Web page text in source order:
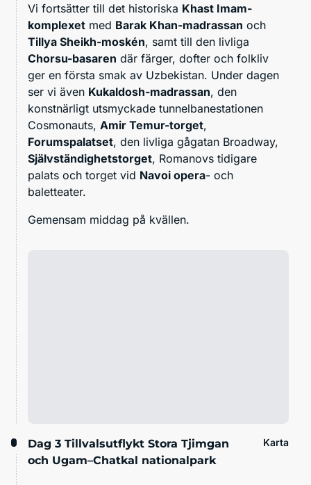
Vi fortsätter till det historiska Khast Imam-
komplexet med Barak Khan-madrassan och
Tillya Sheikh-moskén, samt till den livliga
Chorsu-basaren där färger, dofter och folkliv
ger en första smak av Uzbekistan. Under dagen
ser vi även Kukaldosh-madrassan, den
konstnärligt utsmyckade tunnelbanestationen
Cosmonauts, Amir Temur-torget,
Forumspalatset, den livliga gågatan Broadway,
Självständighetstorget, Romanovs tidigare
palats och torget vid Navoi opera- och
baletteater.
Gemensam middag på kvällen.
Dag 3 Tillvalsutflykt Stora Tjimgan
och Ugam–Chatkal nationalpark
Karta